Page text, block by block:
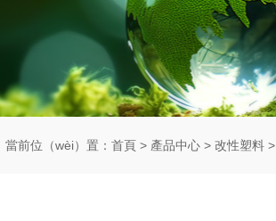
當前位（wèi）置： 首頁 > 產品中心 > 改性塑料 >